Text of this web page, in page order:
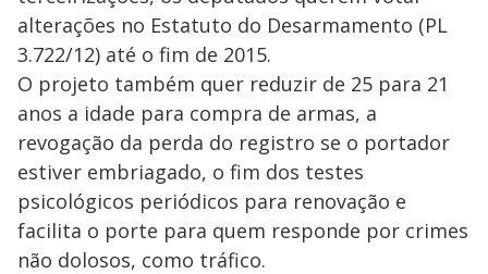
alterações no Estatuto do Desarmamento (PL
3.722/12) até o fim de 2015.
O projeto também quer reduzir de 25 para 21
anos a idade para compra de armas, a
revogação da perda do registro se o portador
estiver embriagado, o fim dos testes
psicológicos periódicos para renovação e
facilita o porte para quem responde por crimes
não dolosos, como tráfico.